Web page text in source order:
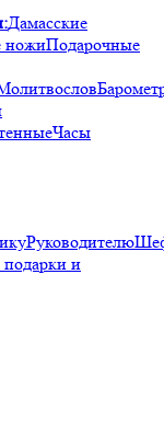
Дамасские
ножиПодарочные
Часы
Руководителю
и